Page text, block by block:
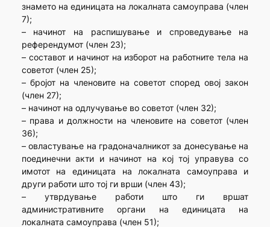
знамето на единицата на локалната самоуправа (член
7);
– начинот на распишување и спроведување на
референдумот (член 23);
– составот и начинот на изборот на работните тела на
советот (член 25);
– бројот на членовите на советот според овој закон
(член 27);
– начинот на одлучување во советот (член 32);
– права и должности на членовите на советот (член
36);
– овластување на градоначалникот за донесување на
поединечни акти и начинот на кој тој управува со
имотот на единицата на локалната самоуправа и
други работи што тој ги врши (член 43);
– утврдување работи што ги вршат
административните органи на единицата на
локалната самоуправа (член 51);